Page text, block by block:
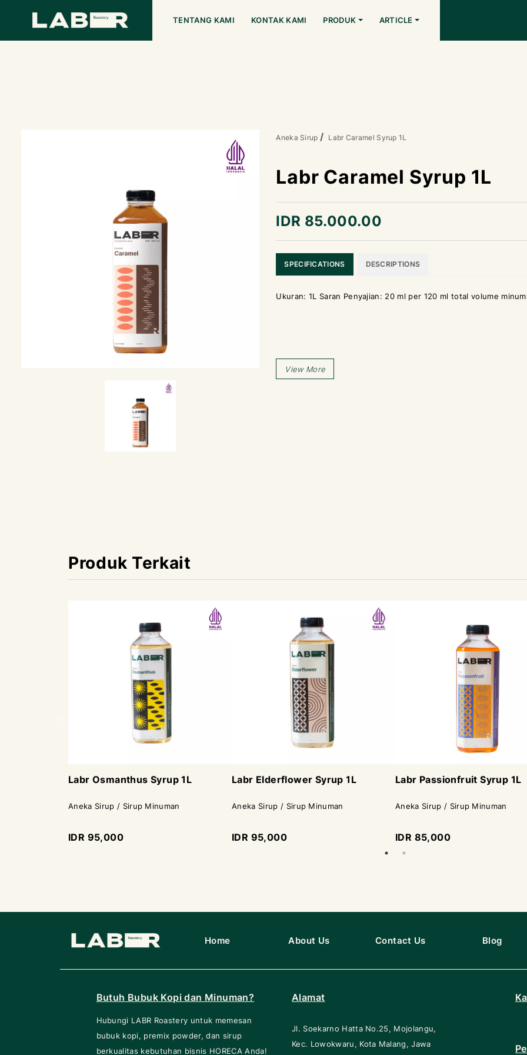
TENTANG KAMI KONTAK KAMI PRODUK ARTICLE
Aneka Sirup Labr Caramel Syrup 1L
Labr Caramel Syrup 1L
IDR 85.000.00
SPECIFICATIONS DESCRIPTIONS
Ukuran: 1L Saran Penyajian: 20 ml per 120 ml total volume
Produk Terkait
Labr Osmanthus Syrup 1L
Aneka Sirup / Sirup Minuman
IDR 95,000
Labr Elderflower Syrup 1L
Aneka Sirup / Sirup Minuman
IDR 95,000
Labr Passionfruit Syrup 1L
Aneka Sirup / Sirup Minuman
IDR 85,000
Home About Us Contact Us Blog
Butuh Bubuk Kopi dan Minuman?
Hubungi LABR Roastery untuk memesan
bubuk kopi, premix powder, dan sirup
berkualitas kebutuhan bisnis HORECA Anda!
Alamat
Jl. Soekarno Hatta No.25, Mojolangu,
Kec. Lowokwaru, Kota Malang, Jawa